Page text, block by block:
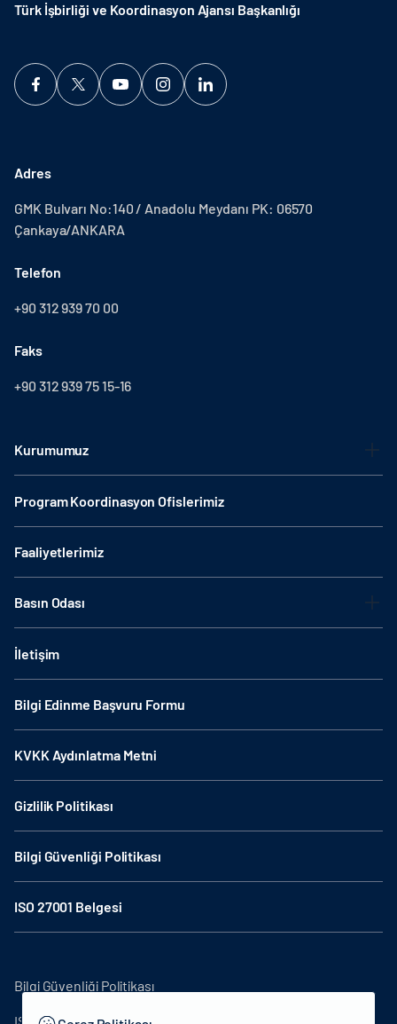
Türk İşbirliği ve Koordinasyon Ajansı Başkanlığı
Adres
GMK Bulvarı No:140 / Anadolu Meydanı PK: 06570
Çankaya/ANKARA
Telefon
+90 312 939 70 00
Faks
+90 312 939 75 15-16
Kurumumuz
Program Koordinasyon Ofislerimiz
Faaliyetlerimiz
Basın Odası
İletişim
Bilgi Edinme Başvuru Formu
KVKK Aydınlatma Metni
Gizlilik Politikası
Bilgi Güvenliği Politikası
ISO 27001 Belgesi
Bilgi Güvenliği Politikası